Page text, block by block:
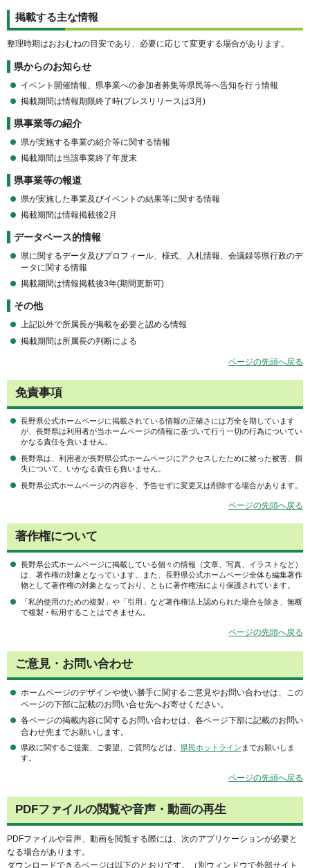
掲載する主な情報
整理時期はおおむねの目安であり、必要に応じて変更する場合があります。
県からのお知らせ
イベント開催情報、県事業への参加者募集等県民等へ告知を行う情報
掲載期間は情報期限終了時(プレスリリースは3月)
県事業等の紹介
県が実施する事業の紹介等に関する情報
掲載期間は当該事業終了年度末
県事業等の報道
県が実施した事業及びイベントの結果等に関する情報
掲載期間は情報掲載後2月
データベース的情報
県に関するデータ及びプロフィール、様式、入札情報、会議録等県行政のデ
ータに関する情報
掲載期間は情報掲載後3年(期間更新可)
その他
上記以外で所属長が掲載を必要と認める情報
掲載期間は所属長の判断による
ページの先頭へ戻る
免責事項
長野県公式ホームページに掲載されている情報の正確さには万全を期しています
が、長野県は利用者が当ホームページの情報に基づいて行う一切の行為についてい
かなる責任を負いません。
長野県は、利用者が長野県公式ホームページにアクセスしたために被った被害、損
失について、いかなる責任も負いません。
長野県公式ホームページの内容を、予告せずに変更又は削除する場合があります。
ページの先頭へ戻る
著作権について
長野県公式ホームページに掲載している個々の情報（文章、写真、イラストなど）
は、著作権の対象となっています。また、長野県公式ホームページ全体も編集著作
物として著作権の対象となっており、ともに著作権法により保護されています。
「私的使用のための複製」や「引用」など著作権法上認められた場合を除き、無断
で複製・転用することはできません。
ページの先頭へ戻る
ご意見・お問い合わせ
ホームページのデザインや使い勝手に関するご意見やお問い合わせは、この
ページの下部に記載のお問い合せ先へお寄せください。
各ページの掲載内容に関するお問い合わせは、各ページ下部に記載のお問い
合わせ先までお願いします。
県政に関するご提案、ご要望、ご質問などは、 県民ホットライン までお願いしま
す。
ページの先頭へ戻る
PDFファイルの閲覧や音声・動画の再生
PDFファイルや音声、動画を閲覧する際には、次のアプリケーションが必要と
なる場合があります。
ダウンロードできるページは以下のとおりです。（別ウィンドウで外部サイト